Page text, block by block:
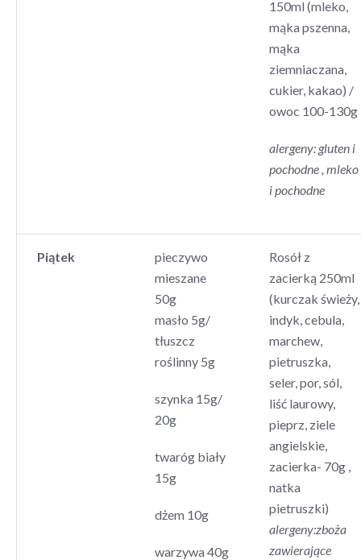
150ml (mleko,
mąka pszenna,
mąka
ziemniaczana,
cukier, kakao) /
owoc 100-130g
alergeny: gluten i
pochodne , mleko
i pochodne
Piątek
pieczywo
mieszane
50g
masło 5g/
tłuszcz
roślinny 5g
szynka 15g/
20g
twaróg biały
15g
dżem 10g
warzywa 40g
Rosół z
zacierką 250ml
(kurczak świeży,
indyk, cebula,
marchew,
pietruszka,
seler, por, sól,
liść laurowy,
pieprz, ziele
angielskie,
zacierka- 70g ,
natka
pietruszki)
alergeny:zboża
zawierające